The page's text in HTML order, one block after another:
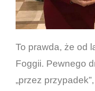
To prawda, że od
Foggii. Pewnego
„przez